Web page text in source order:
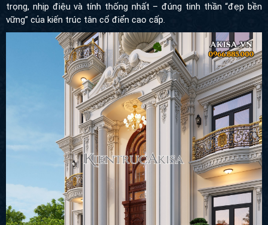
nhịp điệu và tính thống nhất – đúng tinh thần “đẹp bền vững” của
kiến trúc tân cổ điển cao cấp.